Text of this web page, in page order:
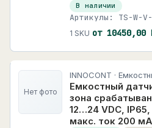
В наличии
Артикулы: TS-W-
1 SKU от 10450,00
Нет фото
INNOCONT ·
Емкостный
зона
12…24 VDC,
макс. ток 200